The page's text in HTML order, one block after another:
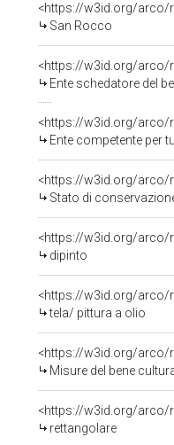
<https://w3id.org/arco/
San Rocco
<https://w3id.org/arco/
Ente schedatore del
<https://w3id.org/arco/
Ente competente per
<https://w3id.org/arco/
Stato di
<https://w3id.org/arco/
dipinto
<https://w3id.org/arco/
tela/ pittura a olio
<https://w3id.org/arco/
Misure del bene
<https://w3id.org/arco/
rettangolare